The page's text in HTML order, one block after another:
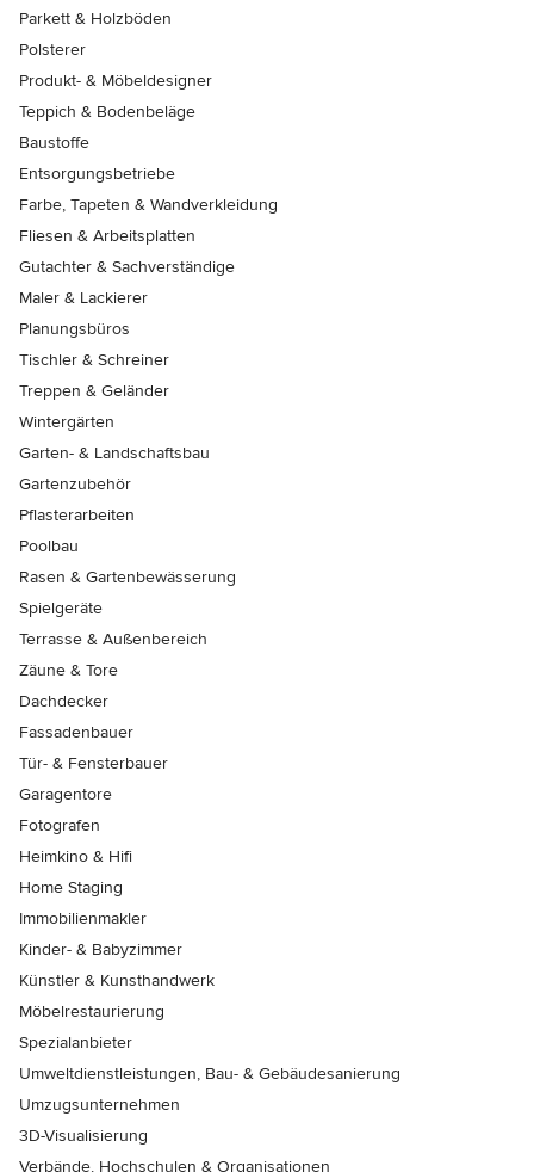
Parkett & Holzböden
Polsterer
Produkt- & Möbeldesigner
Teppich & Bodenbeläge
Baustoffe
Entsorgungsbetriebe
Farbe, Tapeten & Wandverkleidung
Fliesen & Arbeitsplatten
Gutachter & Sachverständige
Maler & Lackierer
Planungsbüros
Tischler & Schreiner
Treppen & Geländer
Wintergärten
Garten- & Landschaftsbau
Gartenzubehör
Pflasterarbeiten
Poolbau
Rasen & Gartenbewässerung
Spielgeräte
Terrasse & Außenbereich
Zäune & Tore
Dachdecker
Fassadenbauer
Tür- & Fensterbauer
Garagentore
Fotografen
Heimkino & Hifi
Home Staging
Immobilienmakler
Kinder- & Babyzimmer
Künstler & Kunsthandwerk
Möbelrestaurierung
Spezialanbieter
Umweltdienstleistungen, Bau- & Gebäudesanierung
Umzugsunternehmen
3D-Visualisierung
Verbände, Hochschulen & Organisationen